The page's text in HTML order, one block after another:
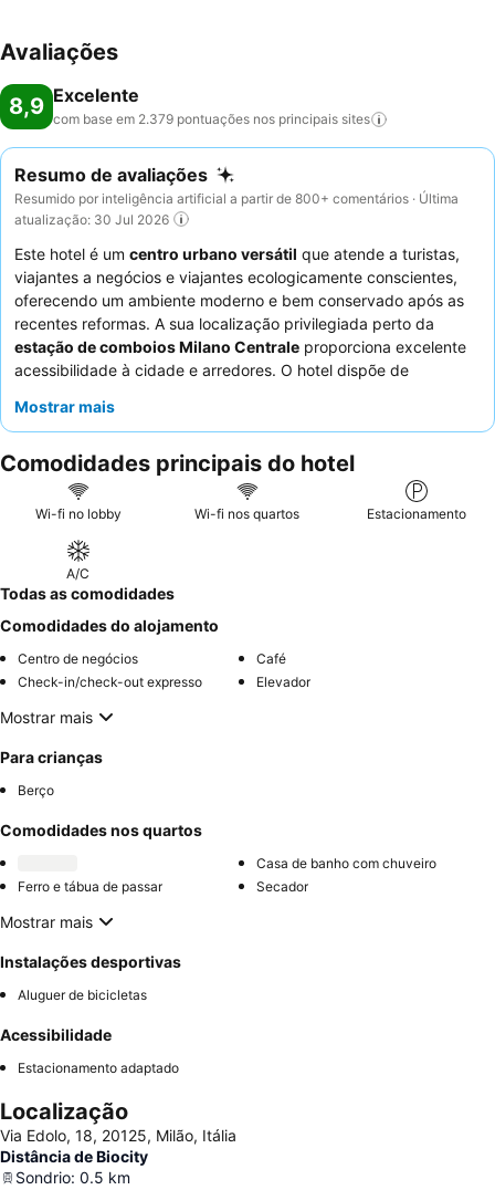
Avaliações
8,9 Excelente
com base em 2.379 pontuações nos principais sites
Resumo de avaliações
Resumido por inteligência artificial a partir de 800+ comentários · Última
atualização: 30 Jul 2026
Este hotel é um centro urbano versátil que atende a turistas,
viajantes a negócios e viajantes ecologicamente conscientes,
oferecendo um ambiente moderno e bem conservado após as
recentes reformas. A sua localização privilegiada perto da
estação de comboios Milano Centrale proporciona excelente
acessibilidade à cidade e arredores. O hotel dispõe de
carregamento para veículos elétricos
elétricos. Os hóspedes elogiam consistentemente os
funcionários excecionalmente simpáticos e prestativos, e o
pequeno-almoço, que destaca opções orgânicas e frescas,
experiência mais tranquila, os hóspedes podem preferir quartos
virados para o jardim.
Mostrar mais
Comodidades principais do hotel
Wi-fi no lobby Wi-fi nos quartos Estacionamento
A/C
Todas as comodidades
Comodidades do alojamento
Centro de negócios
Café
Check-in/check-out expresso
Elevador
Mostrar mais
Para crianças
Berço
Comodidades nos quartos
Casa de banho com chuveiro
Ferro e tábua de passar
Secador
Mostrar mais
Instalações desportivas
Aluguer de bicicletas
Acessibilidade
Estacionamento adaptado
Localização
Via Edolo, 18, 20125, Milão, Itália
Distância de Biocity
Sondrio: 0.5 km